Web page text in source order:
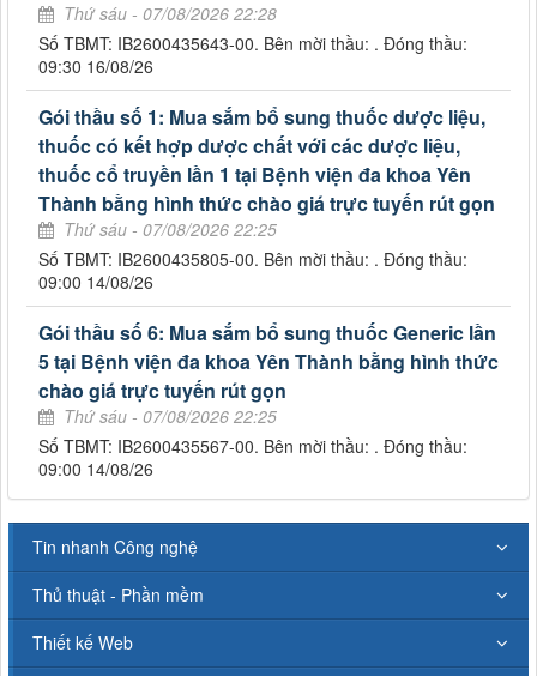
Thứ sáu - 07/08/2026 22:28
Số TBMT: IB2600435643-00. Bên mời thầu: . Đóng thầu:
09:30 16/08/26
Gói thầu số 1: Mua sắm bổ sung thuốc dược liệu,
thuốc có kết hợp dược chất với các dược liệu,
thuốc cổ truyền lần 1 tại Bệnh viện đa khoa Yên
Thành bằng hình thức chào giá trực tuyến rút gọn
Thứ sáu - 07/08/2026 22:25
Số TBMT: IB2600435805-00. Bên mời thầu: . Đóng thầu:
09:00 14/08/26
Gói thầu số 6: Mua sắm bổ sung thuốc Generic lần
5 tại Bệnh viện đa khoa Yên Thành bằng hình thức
chào giá trực tuyến rút gọn
Thứ sáu - 07/08/2026 22:25
Số TBMT: IB2600435567-00. Bên mời thầu: . Đóng thầu:
09:00 14/08/26
Tin nhanh Công nghệ
Thủ thuật - Phần mềm
Thiết kế Web